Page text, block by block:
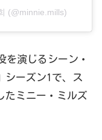
(@minnie.mills)
を演じるシーン・
シーズン1で、ス
たミニー・ミルズ